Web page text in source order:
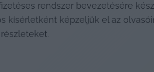
rendszer bevezetésére
kísérletként képzeljük el az